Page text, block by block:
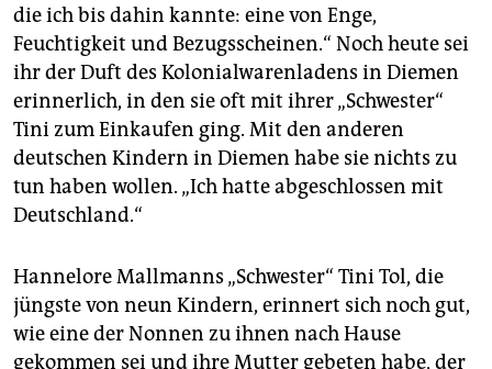
die ich bis dahin kannte: eine von Enge,
Feuchtigkeit und Bezugsscheinen.“ Noch heute sei
ihr der Duft des Kolonialwarenladens in Diemen
erinnerlich, in den sie oft mit ihrer „Schwester“
Tini zum Einkaufen ging. Mit den anderen
deutschen Kindern in Diemen habe sie nichts zu
tun haben wollen. „Ich hatte abgeschlossen mit
Deutschland.“
Hannelore Mallmanns „Schwester“ Tini Tol, die
jüngste von neun Kindern, erinnert sich noch gut,
wie eine der Nonnen zu ihnen nach Hause
gekommen sei und ihre Mutter gebeten habe, der